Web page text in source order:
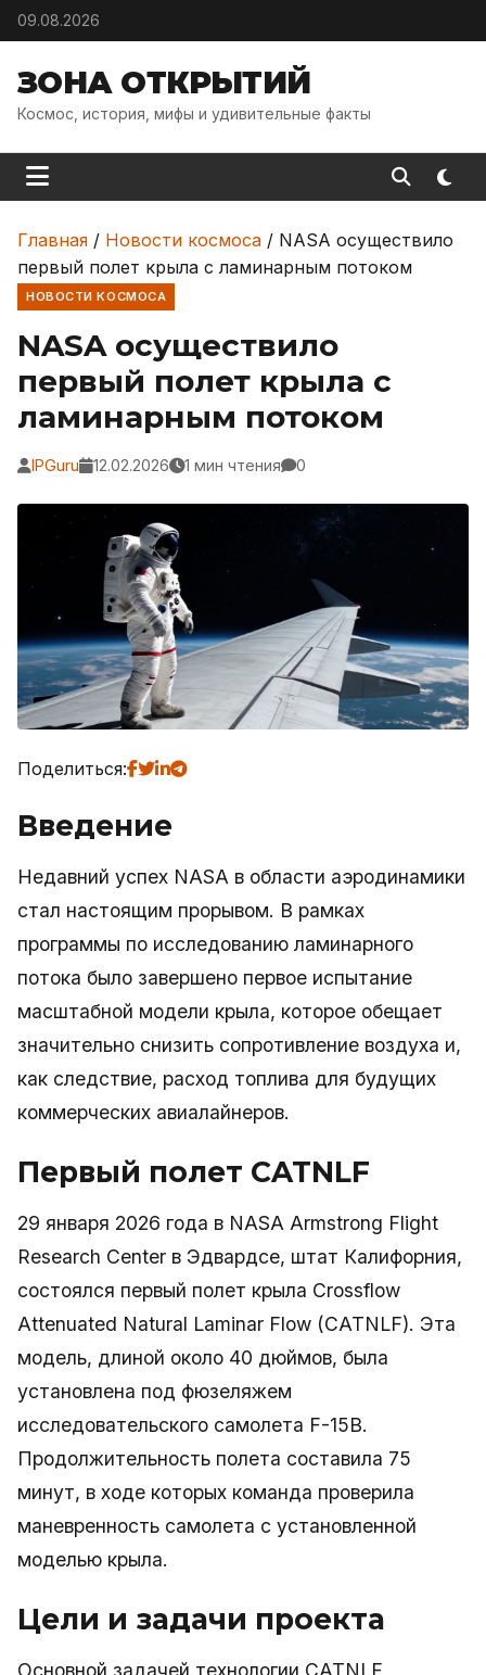
Skip to content
09.08.2026
ЗОНА ОТКРЫТИЙ
Космос, история, мифы и удивительные факты
Главная / Новости космоса / NASA осуществило
первый полет крыла с ламинарным потоком
НОВОСТИ КОСМОСА
NASA осуществило
первый полет крыла с
ламинарным потоком
IPGuru 12.02.2026 1 мин чтения 0
Поделиться:
Введение
Недавний успех NASA в области аэродинамики
стал настоящим прорывом. В рамках
программы по исследованию ламинарного
потока было завершено первое испытание
масштабной модели крыла, которое обещает
значительно снизить сопротивление воздуха и,
как следствие, расход топлива для будущих
коммерческих авиалайнеров.
Первый полет CATNLF
29 января 2026 года в NASA Armstrong Flight
Research Center в Эдвардсе, штат Калифорния,
состоялся первый полет крыла Crossflow
Attenuated Natural Laminar Flow (CATNLF). Эта
модель, длиной около 40 дюймов, была
установлена под фюзеляжем
исследовательского самолета F-15B.
Продолжительность полета составила 75
минут, в ходе которых команда проверила
маневренность самолета с установленной
моделью крыла.
Цели и задачи проекта
Основной задачей технологии CATNLF